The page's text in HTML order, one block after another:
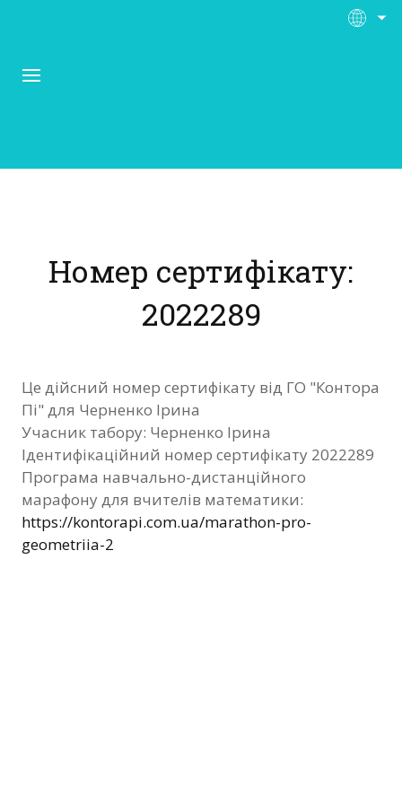
Матеріали
Нас підтримують
Фотозвіт
Видані сертифікати
Контакти
Номер сертифікату:
2022289
Це дійсний номер сертифікату від ГО "Контора
Пі" для Черненко Ірина
Учасник табору: Черненко Ірина
Ідентифікаційний номер сертифікату 2022289
Програма навчально-дистанційного
марафону для вчителів математики:
https://kontorapi.com.ua/marathon-pro-
geometriia-2